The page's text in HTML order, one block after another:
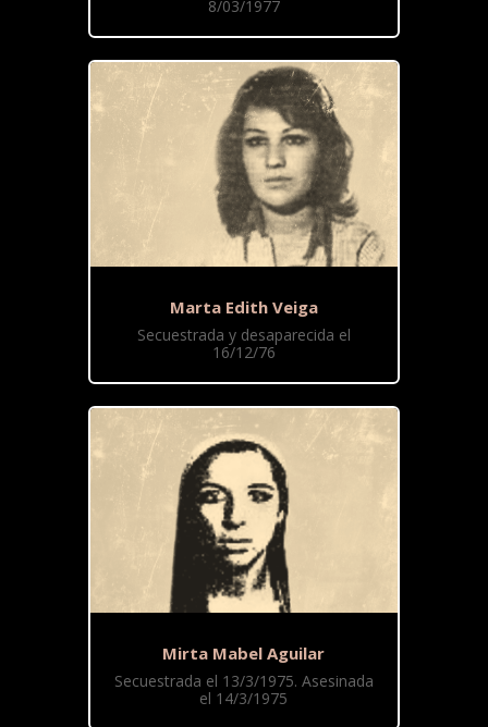
8/03/1977
Marta Edith Veiga
Secuestrada y desaparecida el
16/12/76
Mirta Mabel Aguilar
Secuestrada el 13/3/1975. Asesinada
el 14/3/1975